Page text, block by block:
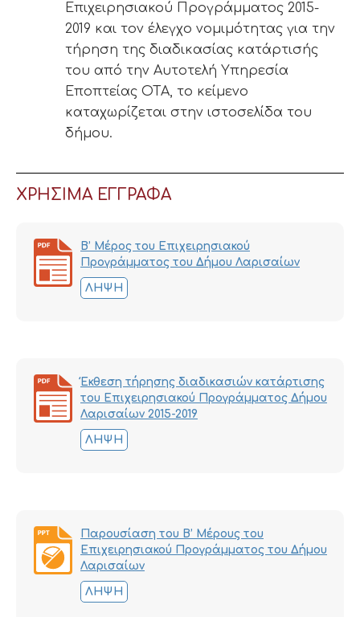
Επιχειρησιακού Προγράμματος 2015-
2019 και τον έλεγχο νομιμότητας για την
τήρηση της διαδικασίας κατάρτισής
του από την Αυτοτελή Υπηρεσία
Εποπτείας ΟΤΑ, το κείμενο
καταχωρίζεται στην ιστοσελίδα του
δήμου.
ΧΡΗΣΙΜΑ ΕΓΓΡΑΦΑ
Β’ Μέρος του Επιχειρησιακού
Προγράμματος του Δήμου Λαρισαίων
ΛΉΨΗ
Έκθεση τήρησης διαδικασιών κατάρτισης
του Επιχειρησιακού Προγράμματος Δήμου
Λαρισαίων 2015-2019
ΛΉΨΗ
Παρουσίαση του Β’ Μέρους του
Επιχειρησιακού Προγράμματος του Δήμου
Λαρισαίων
ΛΉΨΗ